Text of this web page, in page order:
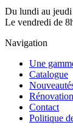
Du lundi au jeudi
Le vendredi de
Navigation
Une
Catalogue
Contact
Politique